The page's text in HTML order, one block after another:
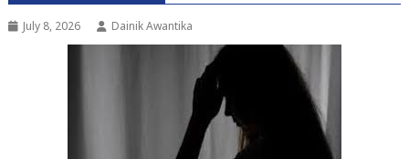
July 8, 2026 Dainik Awantika